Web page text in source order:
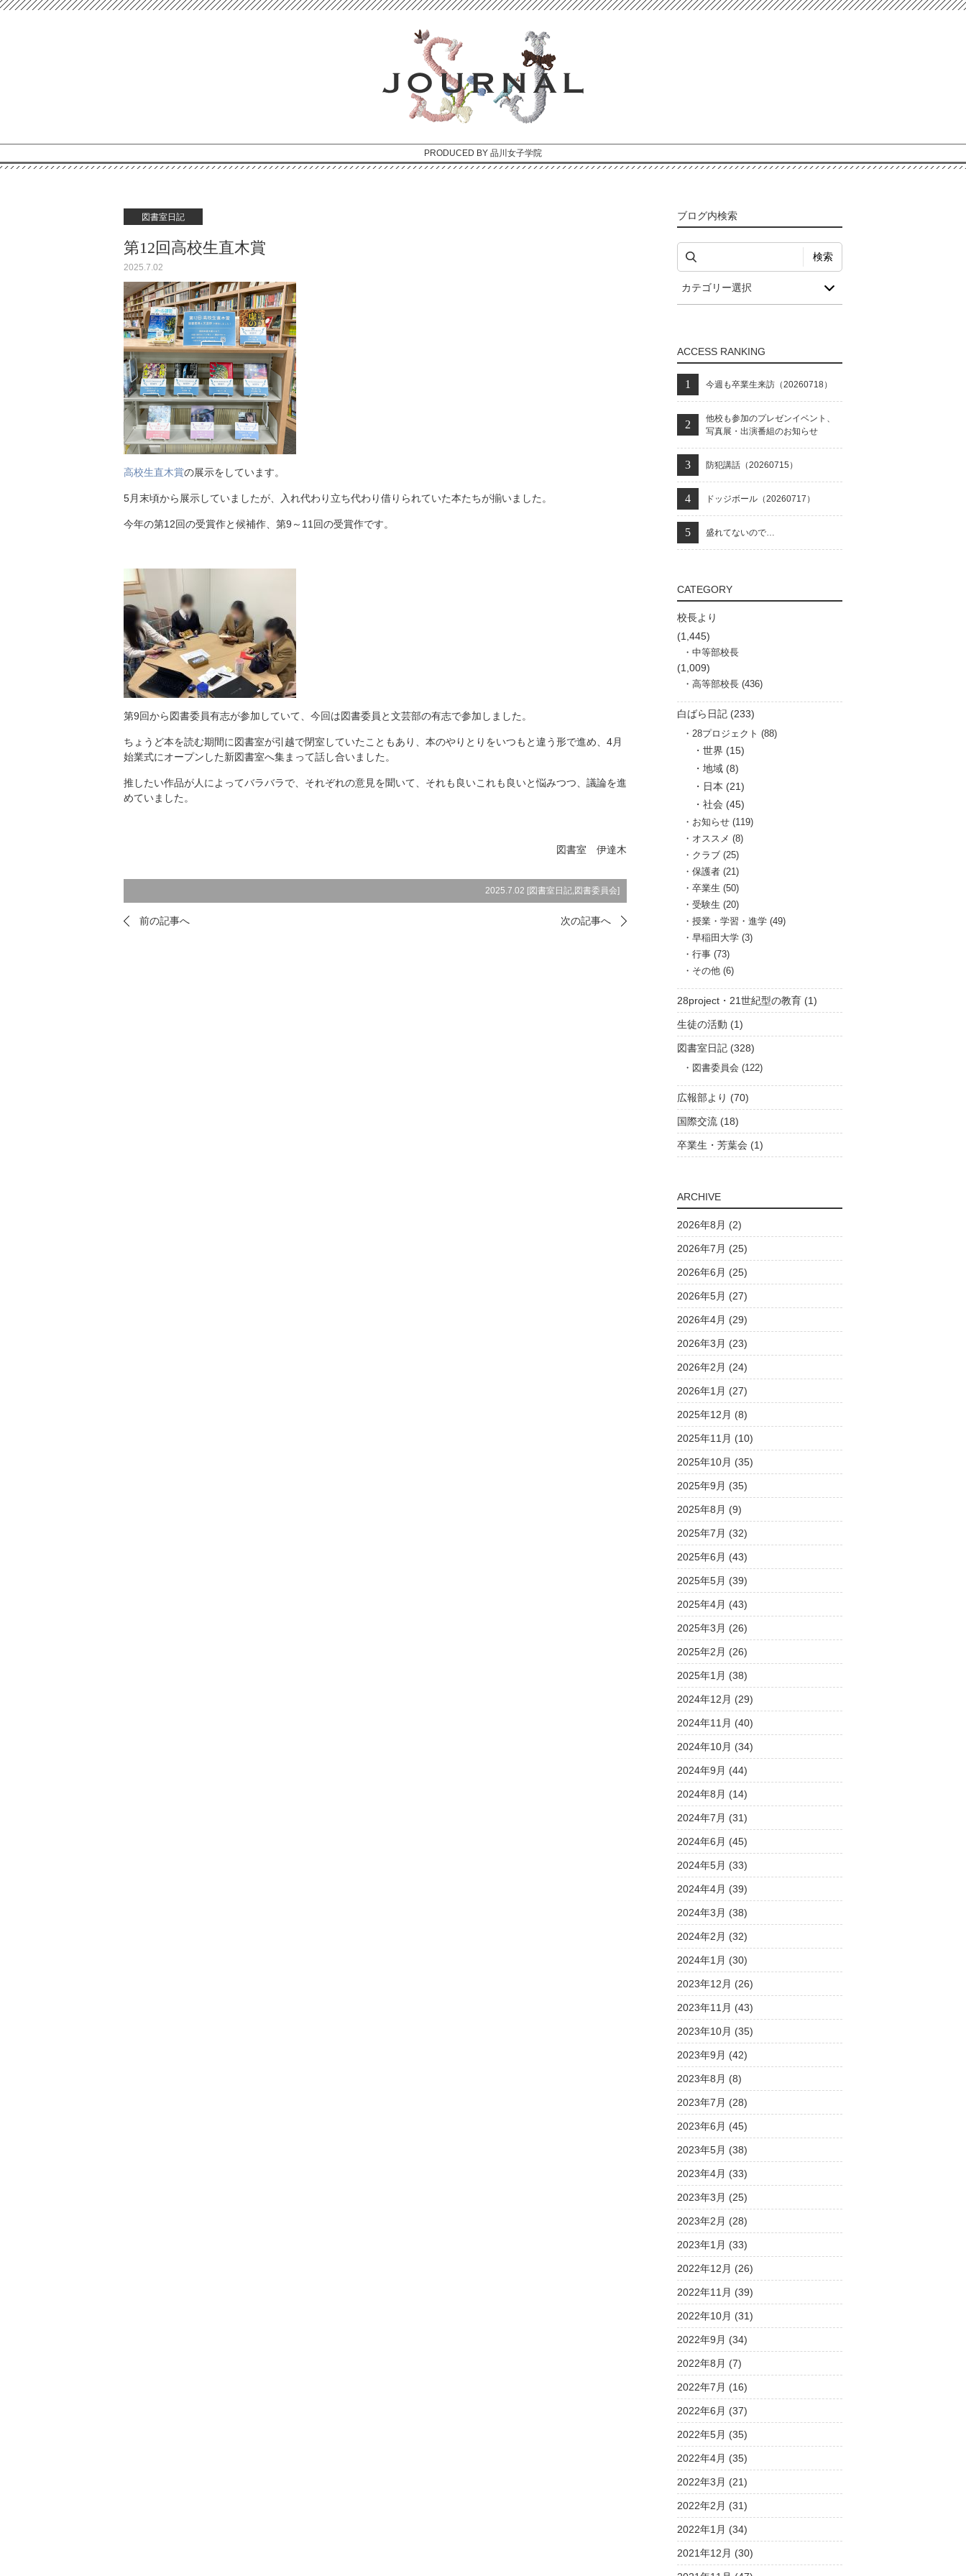
PRODUCED BY 品川女子学院
図書室日記
第12回高校生直木賞
2025.7.02
高校生直木賞の展示をしています。
5月末頃から展示していましたが、入れ代わり立ち代わり借りられていた本たちが揃いました。
今年の第12回の受賞作と候補作、第9～11回の受賞作です。
第9回から図書委員有志が参加していて、今回は図書委員と文芸部の有志で参加しました。
ちょうど本を読む期間に図書室が引越で閉室していたこともあり、本のやりとりをいつもと違う形で進め、4月
始業式にオープンした新図書室へ集まって話し合いました。
推したい作品が人によってバラバラで、それぞれの意見を聞いて、それも良いこれも良いと悩みつつ、議論を進
めていました。
図書室 伊達木
2025.7.02 [図書室日記,図書委員会]
前の記事へ 次の記事へ
ブログ内検索
検索
カテゴリー選択
ACCESS RANKING
今週も卒業生来訪（20260718）
他校も参加のプレゼンイベント、
写真展・出演番組のお知らせ
防犯講話（20260715）
ドッジボール（20260717）
盛れてないので…
CATEGORY
校長より
(1,445)
中等部校長
(1,009)
高等部校長 (436)
白ばら日記 (233)
28プロジェクト (88)
世界 (15)
地域 (8)
日本 (21)
社会 (45)
お知らせ (119)
オススメ (8)
クラブ (25)
保護者 (21)
卒業生 (50)
受験生 (20)
授業・学習・進学 (49)
早稲田大学 (3)
行事 (73)
その他 (6)
28project・21世紀型の教育 (1)
生徒の活動 (1)
図書室日記 (328)
図書委員会 (122)
広報部より (70)
国際交流 (18)
卒業生・芳葉会 (1)
ARCHIVE
2026年8月 (2)
2026年7月 (25)
2026年6月 (25)
2026年5月 (27)
2026年4月 (29)
2026年3月 (23)
2026年2月 (24)
2026年1月 (27)
2025年12月 (8)
2025年11月 (10)
2025年10月 (35)
2025年9月 (35)
2025年8月 (9)
2025年7月 (32)
2025年6月 (43)
2025年5月 (39)
2025年4月 (43)
2025年3月 (26)
2025年2月 (26)
2025年1月 (38)
2024年12月 (29)
2024年11月 (40)
2024年10月 (34)
2024年9月 (44)
2024年8月 (14)
2024年7月 (31)
2024年6月 (45)
2024年5月 (33)
2024年4月 (39)
2024年3月 (38)
2024年2月 (32)
2024年1月 (30)
2023年12月 (26)
2023年11月 (43)
2023年10月 (35)
2023年9月 (42)
2023年8月 (8)
2023年7月 (28)
2023年6月 (45)
2023年5月 (38)
2023年4月 (33)
2023年3月 (25)
2023年2月 (28)
2023年1月 (33)
2022年12月 (26)
2022年11月 (39)
2022年10月 (31)
2022年9月 (34)
2022年8月 (7)
2022年7月 (16)
2022年6月 (37)
2022年5月 (35)
2022年4月 (35)
2022年3月 (21)
2022年2月 (31)
2022年1月 (34)
2021年12月 (30)